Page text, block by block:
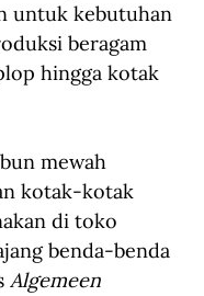
untuk kebutuhan
beragam
hingga kotak
mewah
kotak-kotak
di toko
benda-benda
Algemeen